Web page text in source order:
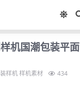
机国潮包装平
样机样机素材 434